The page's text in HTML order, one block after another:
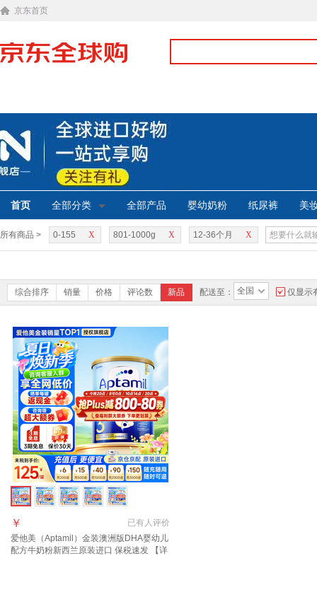
京东首页
首页 全部分类 全部产品 婴幼奶粉 纸尿裤 美
所有商品 > X
0-155 X
801-1000g X
12-36个月
综合排序 销量 价格 评论数 新品 配送至： 全国 仅显示
已有人评价
￥
爱他美（Aptamil）金装澳洲版DHA婴幼儿
配方牛奶粉新西兰原装进口 保税速发 【详